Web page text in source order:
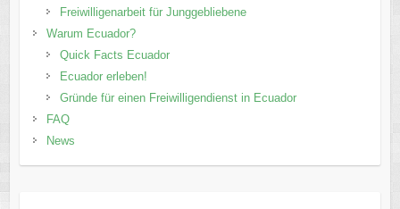
Freiwilligenarbeit für Junggebliebene
Warum Ecuador?
Quick Facts Ecuador
Ecuador erleben!
Gründe für einen Freiwilligendienst in Ecuador
FAQ
News